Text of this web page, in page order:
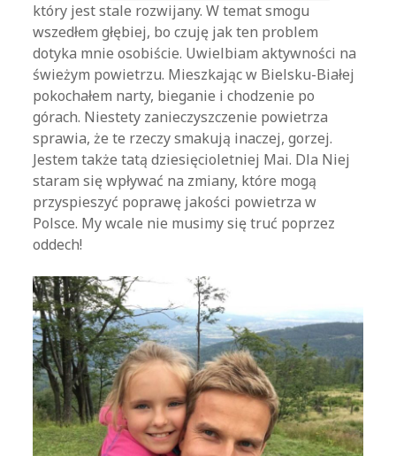
który jest stale rozwijany. W temat smogu
wszedłem głębiej, bo czuję jak ten problem
dotyka mnie osobiście. Uwielbiam aktywności na
świeżym powietrzu. Mieszkając w Bielsku-Białej
pokochałem narty, bieganie i chodzenie po
górach. Niestety zanieczyszczenie powietrza
sprawia, że te rzeczy smakują inaczej, gorzej.
Jestem także tatą dziesięcioletniej Mai. Dla Niej
staram się wpływać na zmiany, które mogą
przyspieszyć poprawę jakości powietrza w
Polsce. My wcale nie musimy się truć poprzez
oddech!